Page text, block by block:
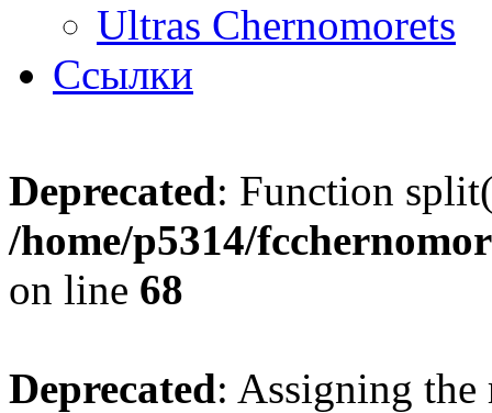
Ultras Chernomorets
Ссылки
Deprecated: Function
/home/p5314/
on line 68
Deprecated: Assigning the